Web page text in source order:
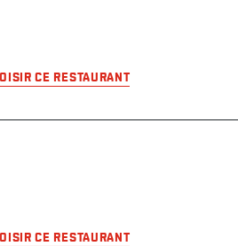
CE RESTAURANT
CE RESTAURANT
profites dès
et